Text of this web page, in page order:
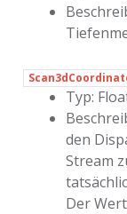
Typ:
den
Stream
Der